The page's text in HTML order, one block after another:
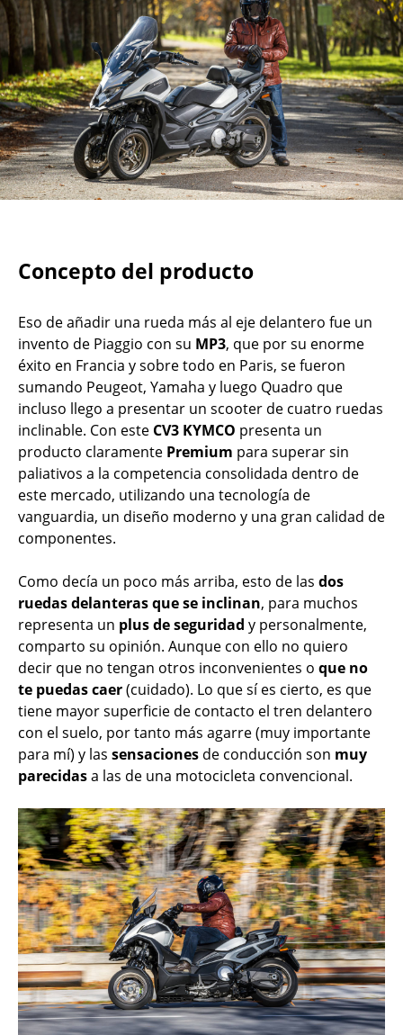
Concepto del producto
Eso de añadir una rueda más al eje delantero fue un
invento de Piaggio con su MP3, que por su enorme
éxito en Francia y sobre todo en Paris, se fueron
sumando Peugeot, Yamaha y luego Quadro que
incluso llego a presentar un scooter de cuatro ruedas
inclinable. Con este CV3 KYMCO presenta un
producto claramente Premium para superar sin
paliativos a la competencia consolidada dentro de
este mercado, utilizando una tecnología de
vanguardia, un diseño moderno y una gran calidad de
componentes.
Como decía un poco más arriba, esto de las dos
ruedas delanteras que se inclinan, para muchos
representa un plus de seguridad y personalmente,
comparto su opinión. Aunque con ello no quiero
decir que no tengan otros inconvenientes o que no
te puedas caer(cuidado). Lo que sí es cierto, es que
tiene mayor superficie de contacto el tren delantero
con el suelo, por tanto más agarre (muy importante
para mí) y las sensaciones de conducción son muy
parecidasa las de una motocicleta convencional.